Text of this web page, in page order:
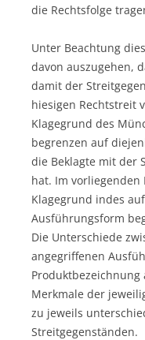
die Rechtsfolge
Unter Beachtung
davon auszugehen,
damit der
hiesigen Rechtstreit
Klagegrund des
begrenzen auf
die Beklagte mit der
hat. Im
Klagegrund indes
Ausführungsform
Die Unterschiede
angegriffenen
Merkmale der
zu jeweils
Streitgegenständen.